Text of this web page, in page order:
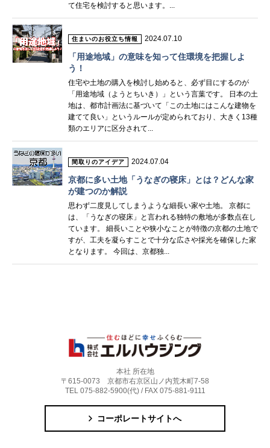
て住宅を検討すると思います。...
住まいのお役立ち情報 2024.07.10
「用途地域」の意味を知って住環境を把握しよ
う！
住宅や土地の購入を検討し始めると、必ず目にするのが
「用途地域（ようとちいき）」という言葉です。 日本の土
地は、都市計画法に基づいて「この土地にはこんな建物を
建てて良い」というルールが定められており、大きく13種
類のエリアに区分されて...
間取りのアイデア 2024.07.04
京都に多い土地「うなぎの寝床」とは？どんな家
が建つのか解説
思わず二度見してしまうような細長い家や土地。 京都に
は、「うなぎの寝床」と言われる独特の敷地が多数点在し
ています。 細長いことや狭小なことが特徴の京都の土地で
すが、工夫を凝らすことで十分な広さや採光を確保した家
となります。 今回は、京都独...
本社 所在地
〒615-0073 京都市右京区山ノ内荒木町7-58
TEL 075-882-5900(代) / FAX 075-881-9111
コーポレートサイトへ